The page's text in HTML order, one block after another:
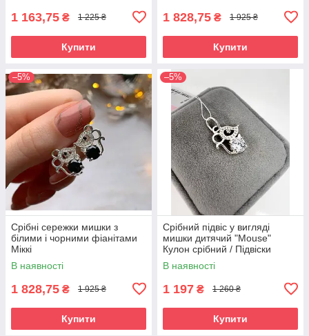
1 163,75 ₴ 1 225 ₴
Купити
1 828,75 ₴ 1 925 ₴
Купити
–5%
Срібні сережки мишки з
білими і чорними фіанітами
Міккі
В наявності
1 828,75 ₴ 1 925 ₴
Купити
–5%
Срібний підвіс у вигляді
мишки дитячий "Mouse"
Кулон срібний / Підвіски
срібні
В наявності
1 197 ₴ 1 260 ₴
Купити